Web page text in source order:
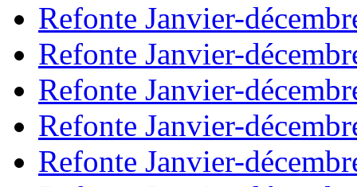
Refonte Janvier-
Refonte Janvier-
Refonte Janvier-
Refonte Janvier-
Refonte Janvier-